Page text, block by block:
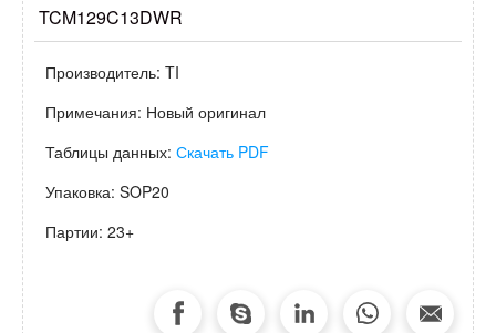
TCM129C13DWR
Производитель: TI
Примечания: Новый оригинал
Таблицы данных: Скачать PDF
Упаковка: SOP20
Партии: 23+